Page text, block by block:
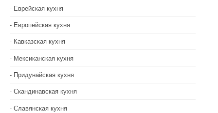
Еврейская кухня
Европейская кухня
Кавказская кухня
Мексиканская кухня
Придунайская кухня
Скандинавская кухня
Славянская кухня